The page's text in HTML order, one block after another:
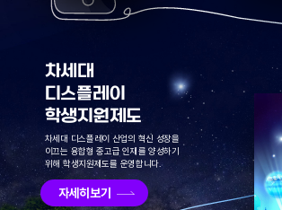
차세대
디스플레이
학생지원제도
차세대 디스플레이 산업의 혁신 성장을
이끄는 융합형 중고급 인재를 양성하기
위해 학생지원제도를 운영합니다.
자세히보기